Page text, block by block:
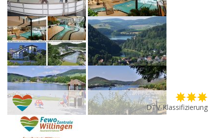
DTV-Klassifizierung